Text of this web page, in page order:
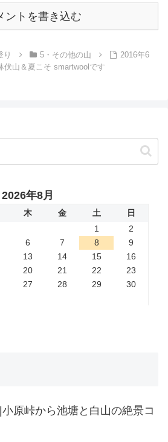
ントを書き込む
り 5・その他の山
2016年6
伏山＆夏こそ smartwoolです
2026年8月
木 金 土
日
1
2
6 7 8
9
13 14 15
16
20 21 22
23
27 28 29
30
原峠から池塘と白山の絶景コ